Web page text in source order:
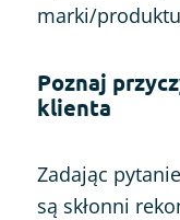
marki/
Poznaj
klienta
Zadając
są skłonni